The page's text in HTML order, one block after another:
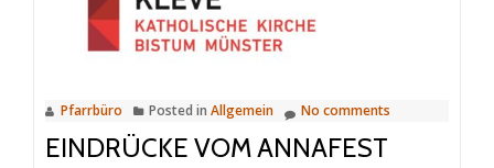
Pfarrbüro Posted in Allgemein No comments
EINDRÜCKE VOM ANNAFEST